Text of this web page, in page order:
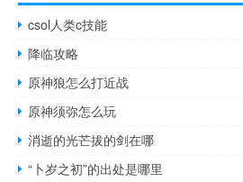
csol人类c技能
降临攻略
原神狼怎么打近战
原神须弥怎么玩
消逝的光芒拔的剑在哪
“卜岁之初”的出处是哪里